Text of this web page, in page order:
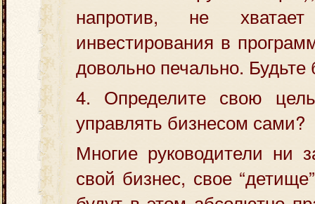
напротив, не
инвестирования в
довольно печально.
4. Определите свою
управлять бизнесом сами?
Многие руководители ни
свой бизнес, свое